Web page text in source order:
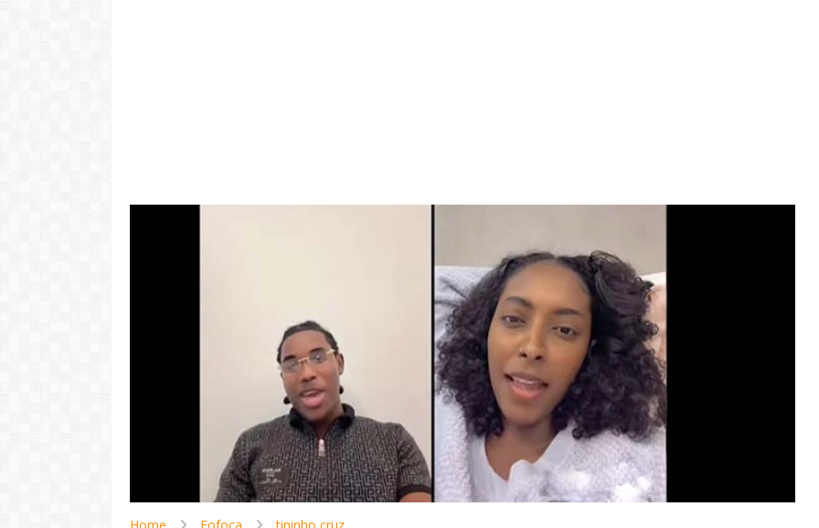
"Com 16 anos fui para cama
com o Presidente "
LER MAIS
Video: Caboverdiana konta
motivo ki fazel larga
Portugal pa volta pa Cabo
Verde